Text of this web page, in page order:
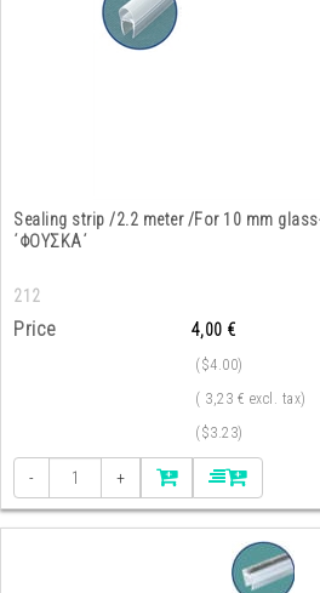
Sealing strip /2.2 meter /For 10 mm
΄ΦΟΥΣΚΑ΄
212
Price 4,00 €
($4.00)
( 3,23 € excl. tax)
($3.23)
- +